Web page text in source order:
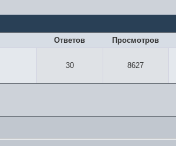
Ответов Просмотров
30 8627